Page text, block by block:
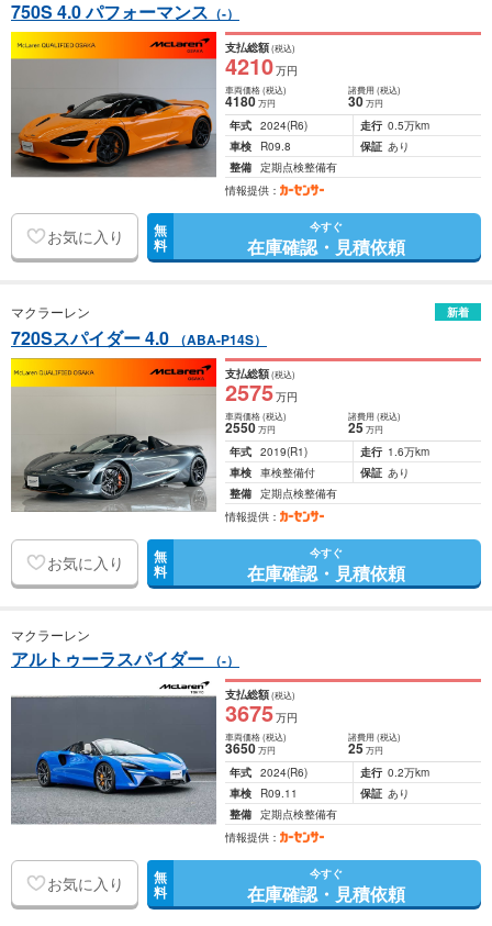
750S 4.0 パフォーマンス （-）
支払総額(税込)
4210万円
車両価格(税込)
4180万円
諸費用 (税込)
30 万円
年式 2024(R6) 走行 0.5万km
車検
R09.8 保証 あり
整備 定期点検整備有
情報提供：
お気に入り 無
料
今すぐ
在庫確認・見積依頼
マクラーレン 新着
720Sスパイダー 4.0 （ABA-P14S）
支払総額(税込)
2575万円
車両価格(税込)
2550万円
諸費用 (税込)
25 万円
年式 2019(R1) 走行 1.6万km
車検 車検整備付 保証 あり
整備 定期点検整備有
情報提供：
お気に入り 無
料
今すぐ
在庫確認・見積依頼
マクラーレン
アルトゥーラスパイダー （-）
支払総額(税込)
3675万円
車両価格(税込)
3650万円
諸費用 (税込)
25 万円
年式 2024(R6) 走行 0.2万km
車検
R09.11 保証 あり
整備 定期点検整備有
情報提供：
お気に入り 無
料
今すぐ
在庫確認・見積依頼